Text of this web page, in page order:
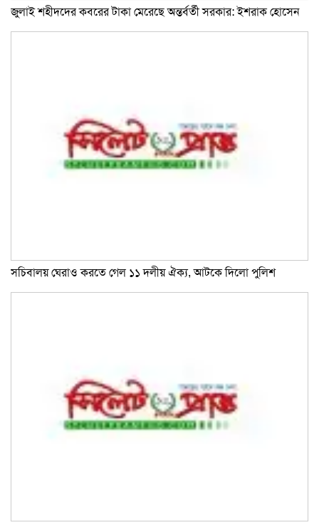
জুলাই শহীদদের কবরের টাকা মেরেছে অন্তর্বর্তী সরকার: ইশরাক হোসেন
সচিবালয় ঘেরাও করতে গেল ১১ দলীয় ঐক্য, আটকে দিলো পুলিশ